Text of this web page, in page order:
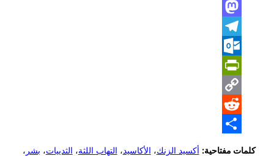
WhatsApp
Mastodon
Telegram
Outlook.com
PrintFriendly
Copy
Link
Reddit
كلمات مفتاحية: أكسيد الزنك، الأكاسيد، التهاب اللثة، الثدييات، بشر ،